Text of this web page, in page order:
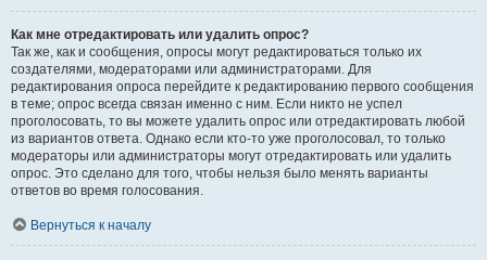
Как мне отредактировать или удалить опрос?
Так же, как и сообщения, опросы могут редактироваться только их
создателями, модераторами или администраторами. Для
редактирования опроса перейдите к редактированию первого сообщения
в теме; опрос всегда связан именно с ним. Если никто не успел
проголосовать, то вы можете удалить опрос или отредактировать любой
из вариантов ответа. Однако если кто-то уже проголосовал, то только
модераторы или администраторы могут отредактировать или удалить
опрос. Это сделано для того, чтобы нельзя было менять варианты
ответов во время голосования.
Вернуться к началу